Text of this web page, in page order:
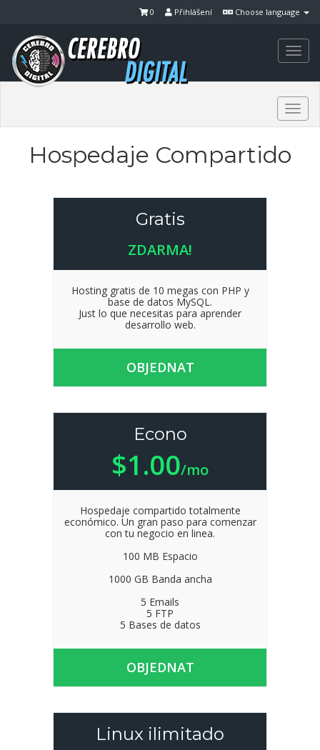
Choose language
Přihlášení
0
Hospedaje Compartido
Gratis
ZDARMA!
Hosting gratis de 10 megas con PHP y
base de datos MySQL.
Just lo que necesitas para aprender
desarrollo web.
OBJEDNAT
Econo
$1.00/mo
Hospedaje compartido totalmente
económico. Un gran paso para comenzar
con tu negocio en linea.
100 MB Espacio
1000 GB Banda ancha
5 Emails
5 FTP
5 Bases de datos
OBJEDNAT
Linux ilimitado